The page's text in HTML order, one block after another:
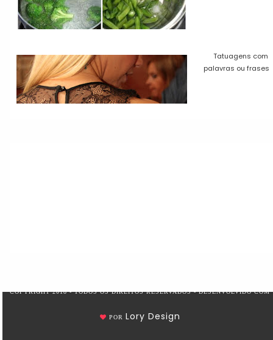
Tatuagens com
palavras ou frases
COPYRIGHT 2018 - TODOS OS DIREITOS RESERVADOS - DESENVOLVIDO COM
POR Lory Design